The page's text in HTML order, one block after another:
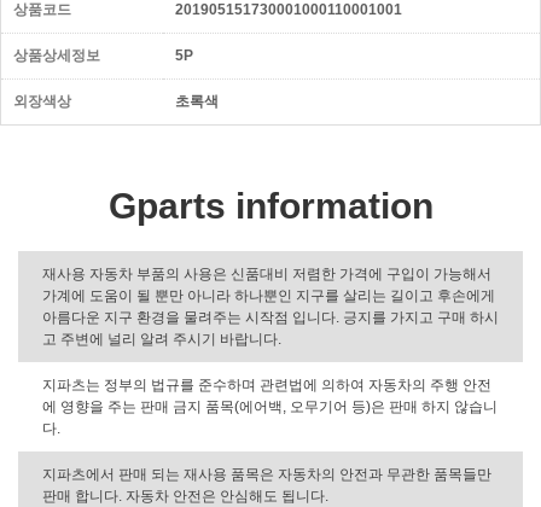
상품코드 201905151730001000110001001
상품상세정보 5P
외장색상 초록색
Gparts information
재사용 자동차 부품의 사용은 신품대비 저렴한 가격에 구입이 가능해서
가계에 도움이 될 뿐만 아니라 하나뿐인 지구를 살리는 길이고 후손에게
아름다운 지구 환경을 물려주는 시작점 입니다. 긍지를 가지고 구매 하시
고 주변에 널리 알려 주시기 바랍니다.
지파츠는 정부의 법규를 준수하며 관련법에 의하여 자동차의 주행 안전
에 영향을 주는 판매 금지 품목(에어백, 오무기어 등)은 판매 하지 않습니
다.
지파츠에서 판매 되는 재사용 품목은 자동차의 안전과 무관한 품목들만
판매 합니다. 자동차 안전은 안심해도 됩니다.